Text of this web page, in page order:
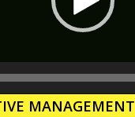
MANAGEMENT